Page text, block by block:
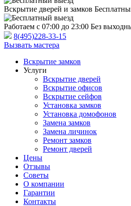
Вскрытие дверей и замков
Работаем с 07:00 до 23:00 Без
8(495)228-33-15
Вызвать мастера
Вскрытие замков
Услуги
Вскрытие дверей
Вскрытие офисов
Вскрытие сейфов
Установка замков
Установка домофонов
Замена замков
Замена личинок
Ремонт замков
Ремонт дверей
Цены
Отзывы
Советы
О компании
Гарантии
Контакты